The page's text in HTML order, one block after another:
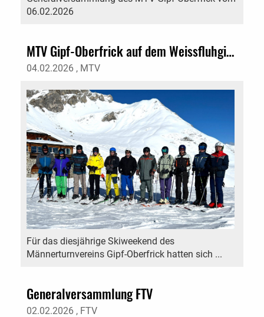
06.02.2026
MTV Gipf-Oberfrick auf dem Weissfluhgipfel
04.02.2026 , MTV
Für das diesjährige Skiweekend des
Männerturnvereins Gipf-Oberfrick hatten sich ...
Generalversammlung FTV
02.02.2026 , FTV